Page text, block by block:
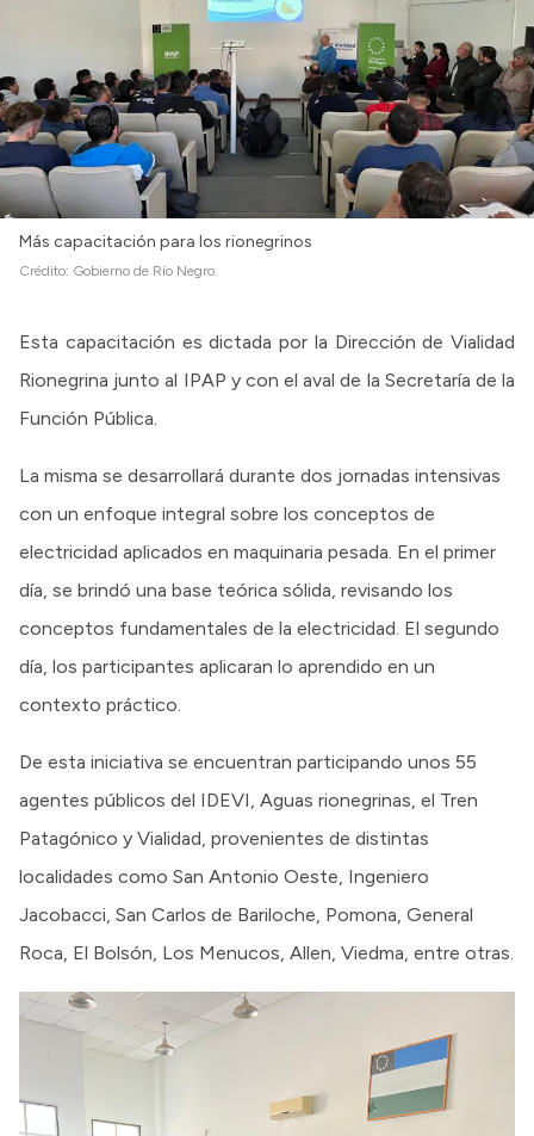
Más capacitación para los rionegrinos
Crédito: Gobierno de Río Negro.
Esta capacitación es dictada por la Dirección de Vialidad
Rionegrina junto al IPAP y con el aval de la Secretaría de la
Función Pública.
La misma se desarrollará durante dos jornadas intensivas
con un enfoque integral sobre los conceptos de
electricidad aplicados en maquinaria pesada. En el primer
día, se brindó una base teórica sólida, revisando los
conceptos fundamentales de la electricidad. El segundo
día, los participantes aplicaran lo aprendido en un
contexto práctico.
De esta iniciativa se encuentran participando unos 55
agentes públicos del IDEVI, Aguas rionegrinas, el Tren
Patagónico y Vialidad, provenientes de distintas
localidades como San Antonio Oeste, Ingeniero
Jacobacci, San Carlos de Bariloche, Pomona, General
Roca, El Bolsón, Los Menucos, Allen, Viedma, entre otras.